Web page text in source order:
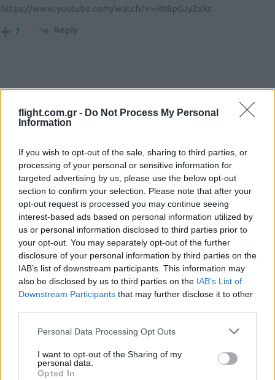
flight.com.gr - Do Not Process My Personal
Information
If you wish to opt-out of the sale, sharing to third parties, or
processing of your personal or sensitive information for
targeted advertising by us, please use the below opt-out
section to confirm your selection. Please note that after your
opt-out request is processed you may continue seeing
interest-based ads based on personal information utilized by
us or personal information disclosed to third parties prior to
your opt-out. You may separately opt-out of the further
disclosure of your personal information by third parties on the
IAB’s list of downstream participants. This information may
also be disclosed by us to third parties on the IAB’s List of
Downstream Participants that may further disclose it to other
Please note that this website/app uses one or more Google
not limited to your visit or usage behaviour. You may click to
grant or deny consent to Google and its third-party tags to
Personal Data Processing Opt Outs
I want to opt-out of the Sharing of my
personal data.
Opted In
Ροή Ειδήσεων
Αγοράζουμε όπλα, όχι όμως εθνική
αυτονομία
08:32
– Πακιστάν – Τουρκίας – Υπογράφεται
σήμερα
https://www.youtube.com/watch?v=Rb8pGJy2aXs
2 Reply